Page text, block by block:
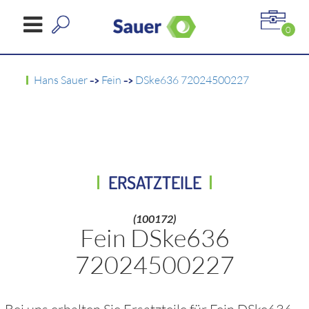
0
Hans Sauer-> Fein -> DSke636 72024500227
ERSATZTEILE
(100172)
Fein DSke636
72024500227